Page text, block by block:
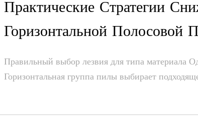
Практические Стратегии
Горизонтальной Полосовой
Правильный выбор лезвия для типа материала
Горизонтальная группа пилы выбирает